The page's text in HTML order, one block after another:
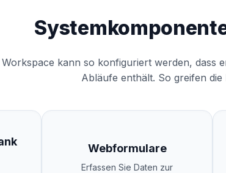
Workspace kann so konfiguriert werden, dass
Abläufe enthält. So greifen
Webformulare
Erfassen Sie Daten zur